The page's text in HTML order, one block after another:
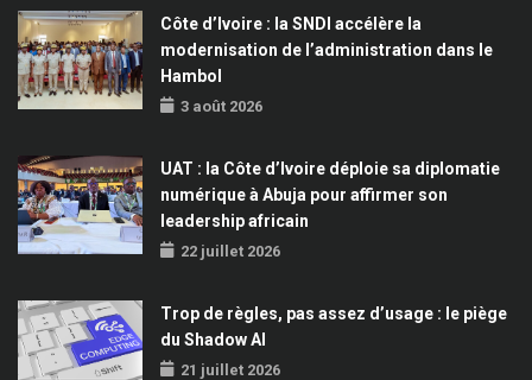
Côte d’Ivoire : la SNDI accélère la
modernisation de l’administration dans le
Hambol
3 août 2026
UAT : la Côte d’Ivoire déploie sa diplomatie
numérique à Abuja pour affirmer son
leadership africain
22 juillet 2026
Trop de règles, pas assez d’usage : le piège
du Shadow AI
21 juillet 2026